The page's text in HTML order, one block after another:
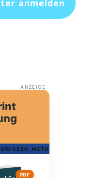
anmelden